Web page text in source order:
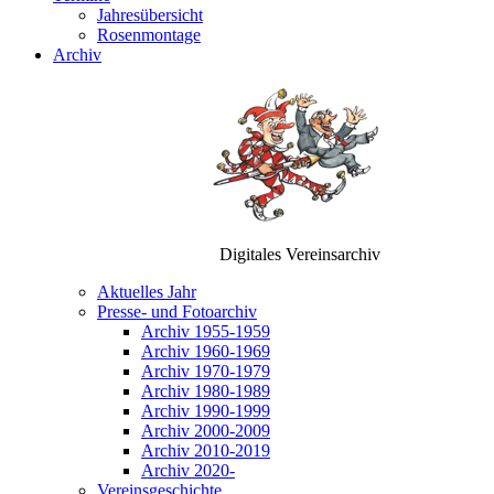
Jahresübersicht
Rosenmontage
Archiv
Digitales Vereinsarchiv
Aktuelles Jahr
Presse- und Fotoarchiv
Archiv 1955-1959
Archiv 1960-1969
Archiv 1970-1979
Archiv 1980-1989
Archiv 1990-1999
Archiv 2000-2009
Archiv 2010-2019
Archiv 2020-